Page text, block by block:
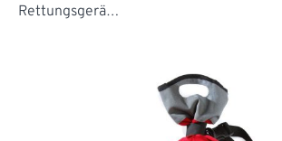
Rettungsgerä…